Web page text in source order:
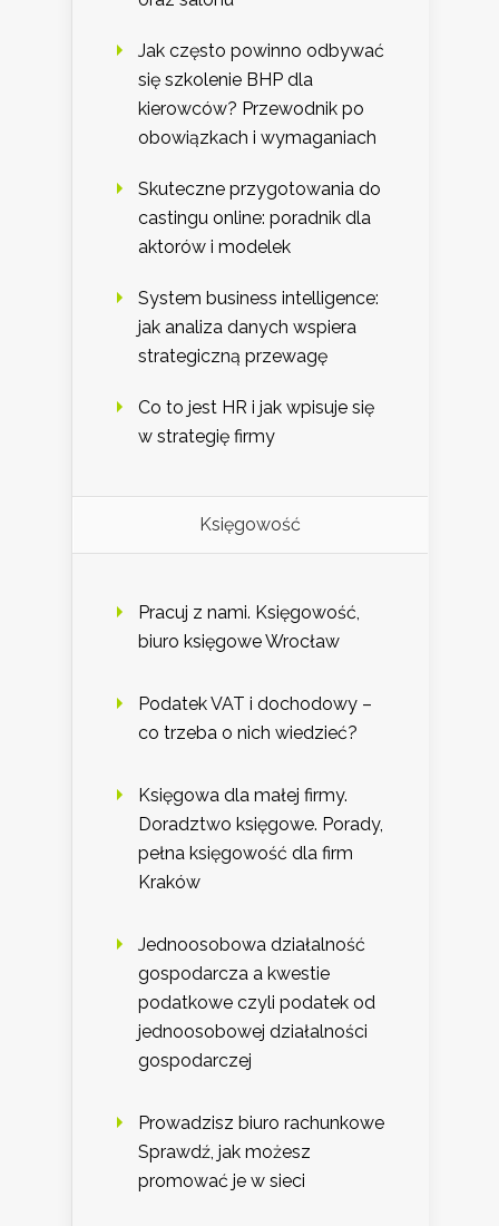
Jak często powinno odbywać
się szkolenie BHP dla
kierowców? Przewodnik po
obowiązkach i wymaganiach
Skuteczne przygotowania do
castingu online: poradnik dla
aktorów i modelek
System business intelligence:
jak analiza danych wspiera
strategiczną przewagę
Co to jest HR i jak wpisuje się
w strategię firmy
Księgowość
Pracuj z nami. Księgowość,
biuro księgowe Wrocław
Podatek VAT i dochodowy –
co trzeba o nich wiedzieć?
Księgowa dla małej firmy.
Doradztwo księgowe. Porady,
pełna księgowość dla firm
Kraków
Jednoosobowa działalność
gospodarcza a kwestie
podatkowe czyli podatek od
jednoosobowej działalności
gospodarczej
Prowadzisz biuro rachunkowe
Sprawdź, jak możesz
promować je w sieci